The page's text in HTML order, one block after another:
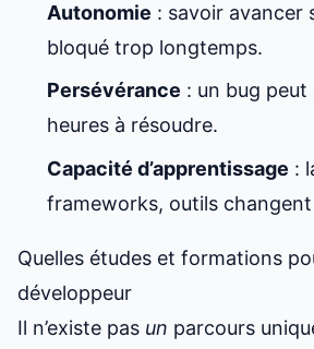
Autonomie : savoir avancer
bloqué trop longtemps.
Persévérance : un bug
heures à résoudre.
Capacité d’apprentissage :
frameworks, outils
Quelles études et formations
développeur
Il n’existe pas un parcours